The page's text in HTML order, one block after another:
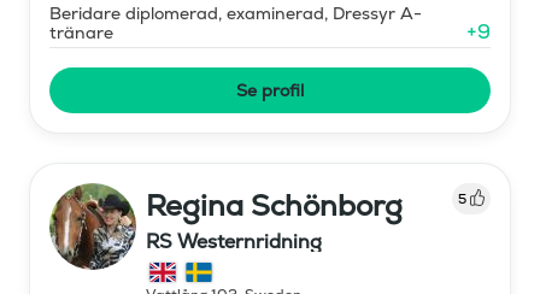
Beridare diplomerad, examinerad, Dressyr A-
tränare
+9
Se profil
Regina Schönborg 5
RS Westernridning